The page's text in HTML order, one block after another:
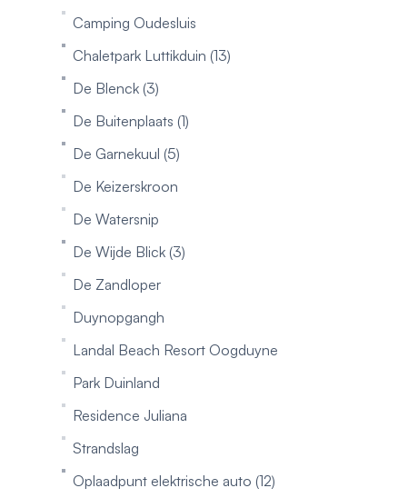
Camping Oudesluis
Chaletpark Luttikduin (13)
De Blenck (3)
De Buitenplaats (1)
De Garnekuul (5)
De Keizerskroon
De Watersnip
De Wijde Blick (3)
De Zandloper
Duynopgangh
Landal Beach Resort Oogduyne
Park Duinland
Residence Juliana
Strandslag
Oplaadpunt elektrische auto (12)